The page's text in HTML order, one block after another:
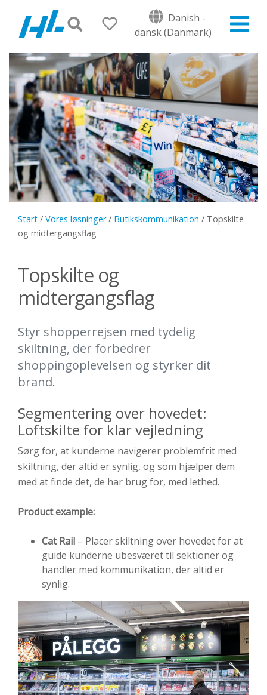
Danish -
dansk (Danmark)
Start / Vores løsninger/ Butikskommunikation / Topskilte
og midtergangsflag
Topskilte og
midtergangsflag
Styr shopperrejsen med tydelig
skiltning, der forbedrer
shoppingoplevelsen og styrker dit
brand.
Segmentering over hovedet:
Loftskilte for klar vejledning
Sørgfor, at kunderne navigerer problemfrit med
skiltning, deraltid ersynlig, ogsom hjælperdem
med atfinde det, de har brugfor, med lethed.
Product example:
Cat Rail – Placerskiltningover hovedetforat
guide kunderne ubesværettil sektionerog
handler med kommunikation, deraltid er
synlig.